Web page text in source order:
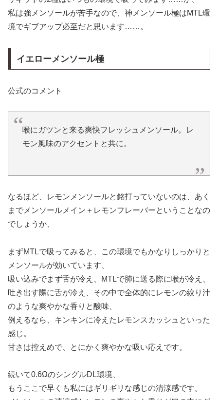
私は強メンソールが苦手なので、神メンソール極はMTL環
境でギブアップ必至だと思います……。
イエローメンソール極
公式のコメント
喉にガツンと来る爽快フレッシュメンソール。レ
モン風味のアクセントと共に。
なるほど、レモンメンソールと銘打っていないのは、あく
までメンソールメイン＋レモンフレーバーということなの
でしょうか、
まずMTLで吸ってみると、この環境でもかなりしっかりと
メンソールが効いています、
吸い込みでまず舌が冷え、MTLで肺に送る際に喉が冷え、
吐き出す際に舌が冷え、その中で全体的にレモンの絞り汁
のような爽やかな香りと酸味、
例えるなら、キンキンに冷えたレモンスカッシュといった
感じ。
甘さは控えめで、とにかく爽やかな吸い応えです。
続いて0.6ΩのシングルDL環境、
もうここで早くも私にはギリギリな感じの清涼感です。